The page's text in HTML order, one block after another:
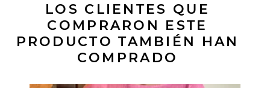
LOS CLIENTES QUE
COMPRARON ESTE
PRODUCTO TAMBIÉN HAN
COMPRADO